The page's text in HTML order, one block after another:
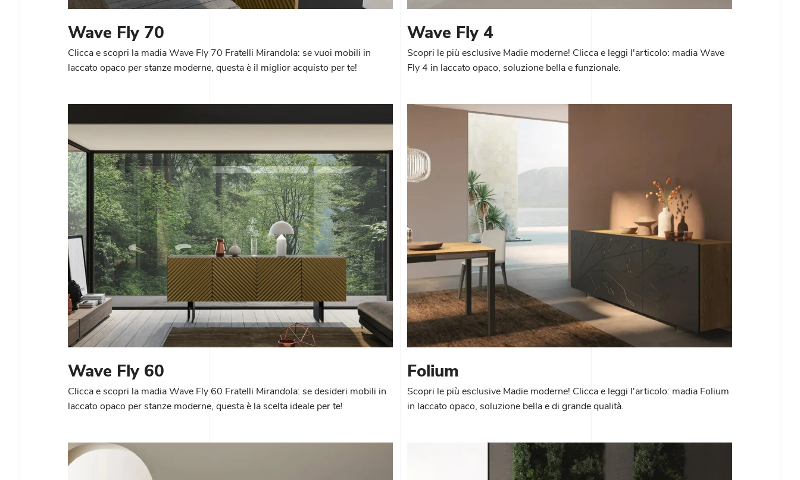
Wave Fly 70
Clicca e scopri la madia Wave Fly 70 Fratelli Mirandola: se vuoi mobili in
laccato opaco per stanze moderne, questa è il miglior acquisto per te!
Wave Fly 4
Scopri le più esclusive Madie moderne! Clicca e leggi l'articolo: madia Wave
Fly 4 in laccato opaco, soluzione bella e funzionale.
Wave Fly 60
Clicca e scopri la madia Wave Fly 60 Fratelli Mirandola: se desideri mobili in
laccato opaco per stanze moderne, questa è la scelta ideale per te!
Folium
Scopri le più esclusive Madie moderne! Clicca e leggi l'articolo: madia Folium
in laccato opaco, soluzione bella e di grande qualità.